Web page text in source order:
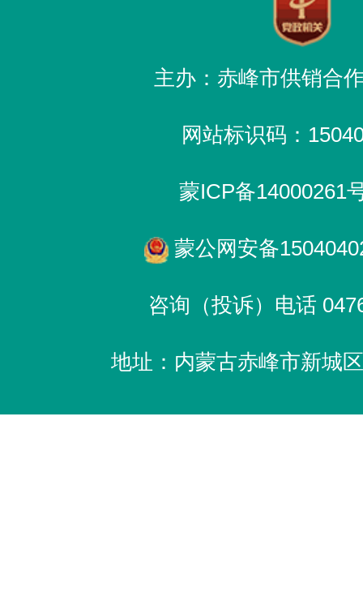
主办：赤峰市供销合
网站标识码：
蒙ICP备14000261
蒙公网安备
咨询（投诉）电话
地址：内蒙古赤峰市新城